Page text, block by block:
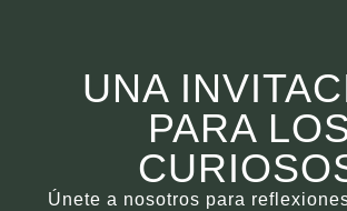
UNA
PARA
Únete a nosotros para